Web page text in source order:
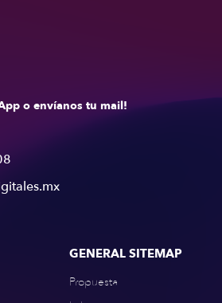
o envíanos tu mail!
GENERAL SITEMAP
Propuesta